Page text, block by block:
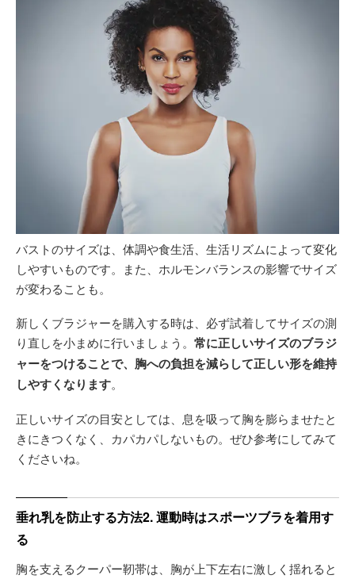
バストのサイズは、体調や食生活、生活リズムによって変化
しやすいものです。また、ホルモンバランスの影響でサイズ
が変わることも。
新しくブラジャーを購入する時は、必ず試着してサイズの測
り直しを小まめに行いましょう。 常に正しいサイズのブラジ
ャーをつけることで、胸への負担を減らして正しい形を維持
しやすくなります。
正しいサイズの目安としては、息を吸って胸を膨らませたと
きにきつくなく、カパカパしないもの。ぜひ参考にしてみて
くださいね。
垂れ乳を防止する方法2. 運動時はスポーツブラを着用す
る
胸を支えるクーパー靭帯は、胸が上下左右に激しく揺れると